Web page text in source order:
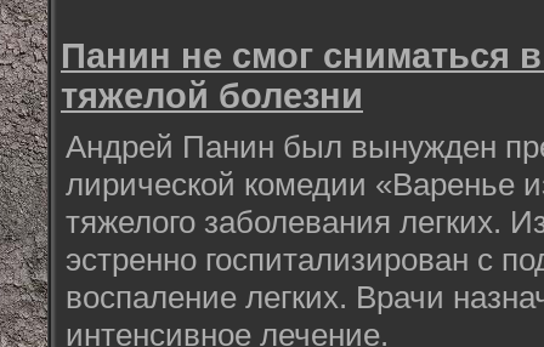
Панин не смог сниматься
тяжелой болезни
Андрей Панин был вынужден
лирической комедии «Варенье
тяжелого заболевания легких.
эстренно госпитализирован с
воспаление легких. Врачи
интенсивное лечение.